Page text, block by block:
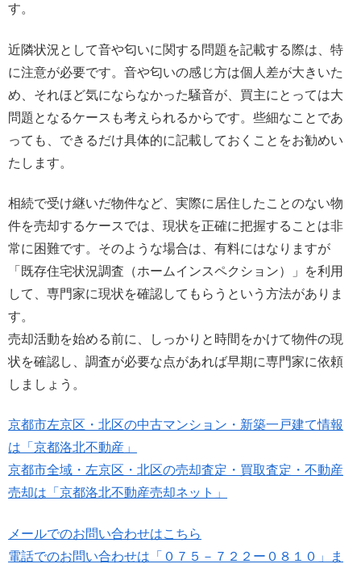
す。
近隣状況として音や匂いに関する問題を記載する際は、特
に注意が必要です。音や匂いの感じ方は個人差が大きいた
め、それほど気にならなかった騒音が、買主にとっては大
問題となるケースも考えられるからです。些細なことであ
っても、できるだけ具体的に記載しておくことをお勧めい
たします。
相続で受け継いだ物件など、実際に居住したことのない物
件を売却するケースでは、現状を正確に把握することは非
常に困難です。そのような場合は、有料にはなりますが
「既存住宅状況調査（ホームインスペクション）」を利用
して、専門家に現状を確認してもらうという方法がありま
す。
売却活動を始める前に、しっかりと時間をかけて物件の現
状を確認し、調査が必要な点があれば早期に専門家に依頼
しましょう。
京都市左京区・北区の中古マンション・新築一戸建て情報
は「京都洛北不動産」
京都市全域・左京区・北区の売却査定・買取査定・不動産
売却は「京都洛北不動産売却ネット」
メールでのお問い合わせはこちら
電話でのお問い合わせは「０７５－７２２ー０８１０」ま